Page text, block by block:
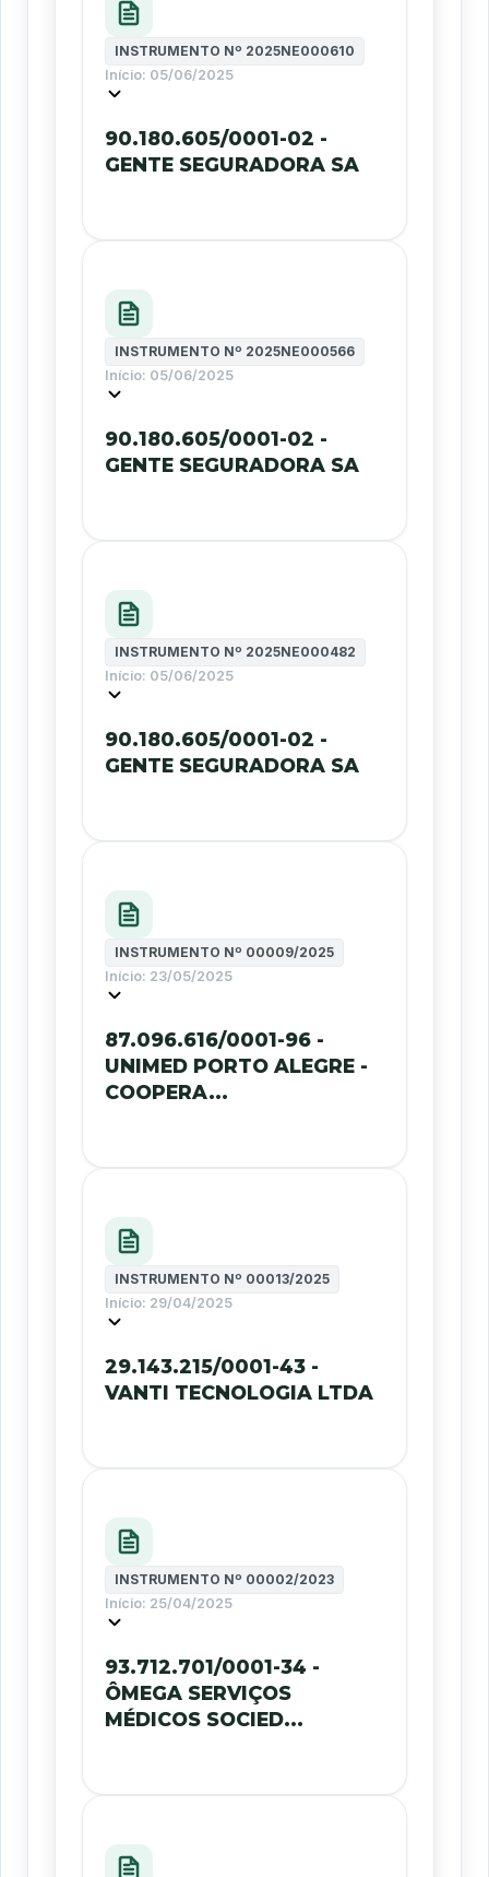
INSTRUMENTO Nº 2025NE000610
Início: 05/06/2025
90.180.605/0001-02 -
GENTE SEGURADORA SA
INSTRUMENTO Nº 2025NE000566
Início: 05/06/2025
90.180.605/0001-02 -
GENTE SEGURADORA SA
INSTRUMENTO Nº 2025NE000482
Início: 05/06/2025
90.180.605/0001-02 -
GENTE SEGURADORA SA
INSTRUMENTO Nº 00009/2025
Início: 23/05/2025
87.096.616/0001-96 -
UNIMED PORTO ALEGRE -
COOPERA...
INSTRUMENTO Nº 00013/2025
Início: 29/04/2025
29.143.215/0001-43 -
VANTI TECNOLOGIA LTDA
INSTRUMENTO Nº 00002/2023
Início: 25/04/2025
93.712.701/0001-34 -
ÔMEGA SERVIÇOS
MÉDICOS SOCIED...